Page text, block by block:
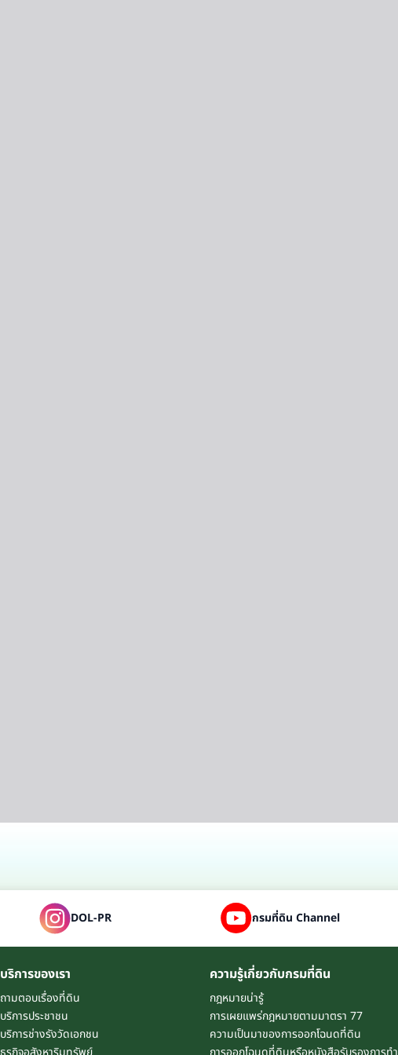
DOL-PR กรมที่ดิน Channel
บริการของเรา
ถามตอบเรื่องที่ดิน
บริการประชาชน
บริการช่างรังวัดเอกชน
ความรู้เกี่ยวกับกรมที่ดิน
กฎหมายน่ารู้
การเผยแพร่กฎหมายตามมาตรา 77
ความเป็นมาของการออกโฉนดที่ดิน